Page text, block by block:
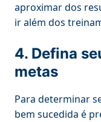
aproximar dos
ir além dos
4. Defina
metas
Para determinar
bem sucedida é